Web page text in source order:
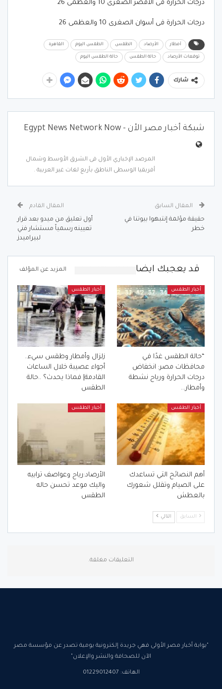
درجات الحرارة فى الأقصر الصغرى 10 والعظمى 26
درجات الحرارة فى أسوان الصغرى 10 والعظمى 26
أمطار الأرصاد الطقس الطقس اليوم القاهرة
توقعات الأرصاد حالة الطقس حالة الطقس اليوم
شارك
شبكة أخبار مصر الأن - Egypt News Network Now
المرصد الإخباري الأول فى الشرق الأوسط وشمال
أفريقيا الوسطى الناطق بأربع لغات غير العربية .
المقال السابق
حقيقة مؤلمة إنتبهوا بيوتنا في
خطر
المقال القادم
أول تعليق من ميدو بعد قرار
تعيينه رسمياً مستشار فني
لبيراميدز
قد يعجبك ايضا المزيد عن المؤلف
أخبار الطقس
“حالة الطقس غدًا في
محافظات مصر: انخفاض
درجات الحرارة ورياح نشطة
وأمطار…
أخبار الطقس
زلزال وأمطار وطقس سيء..
أجواء عصيبة خلال الساعات
القادمة| فماذا يحدث؟ ..حالة
الطقس
أخبار الطقس
أهم النصائح التي تساعدك
على الصيام وتقلل شعورك
بالعطش
أخبار الطقس
الأرصاد:رياح وعواصف ترابيه
واليك موعد تحسن حاله
الطقس
السابق التالي
التعليقات مغلقة.
"بوابة أخبار مصر الأولى فهي جريدة إلكترونية يومية تصدر عن مؤسسة مصر
الآن للصحافة والنشر والإعلان"
الهاتف: 01229012407